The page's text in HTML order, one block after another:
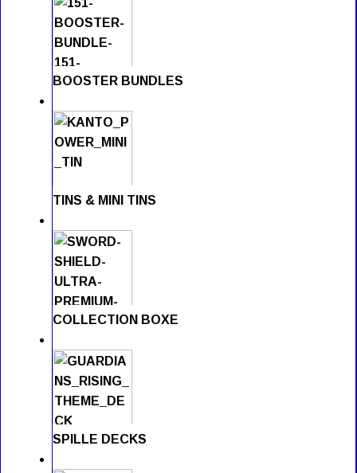
BOOSTER BUNDLES
TINS & MINI TINS
COLLECTION BOXE
SPILLE DECKS